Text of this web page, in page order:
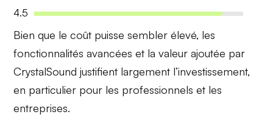
4.5
Bien que le coût puisse sembler élevé, les
fonctionnalités avancées et la valeur ajoutée par
CrystalSound justifient largement l’investissement,
en particulier pour les professionnels et les
entreprises.